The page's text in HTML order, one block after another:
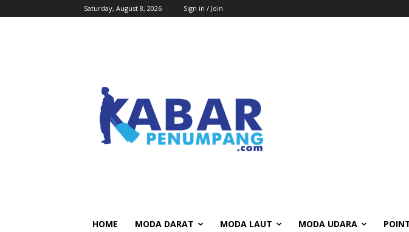
Saturday, August 8, 2026 Sign in / Join
HOME MODA DARAT MODA LAUT MODA UDARA